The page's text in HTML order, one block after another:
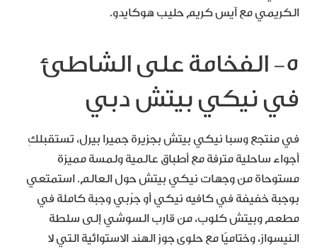
الكريمي مع آيس كريم حليب هوكايدو.
٥- الفخامة على الشاطئ
في نيكي بيتش دبي
في منتجع وسبا نيكي بيتش بجزيرة جميرا بيرل، تستقبلكِ
أجواء ساحلية مترفة مع أطباق عالمية ولمسة مميزة
مستوحاة من وجهات نيكي بيتش حول العالم. استمتعي
بوجبة خفيفة في كافيه نيكي أو جرّبي وجبة كاملة في
مطعم وبيتش كلوب، من قارب السوشي إلى سلطة
النيسواز، وختاميًا مع حلوى جوز الهند الاستوائية التي لا